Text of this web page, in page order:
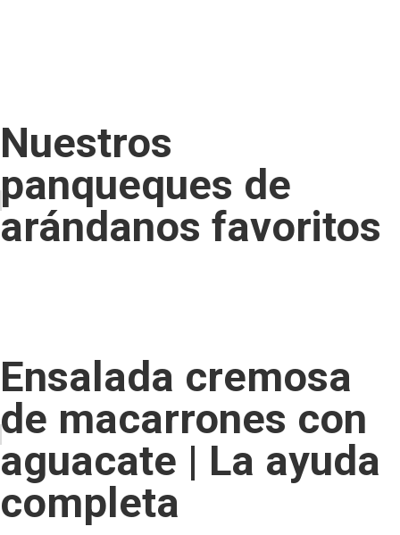
Nuestros
panqueques de
arándanos favoritos
Ensalada cremosa
de macarrones con
aguacate | La ayuda
completa